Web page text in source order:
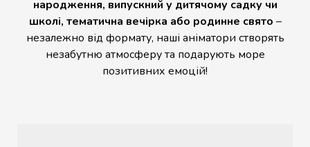
народження, випускний у дитячому садку чи
школі, тематична вечірка або родинне свято –
незалежно від формату, наші аніматори створять
незабутню атмосферу та подарують море
позитивних емоцій!